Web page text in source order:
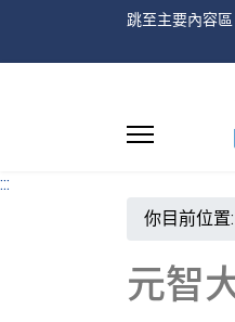
跳至主要內容
:::
你目前位置:
元智